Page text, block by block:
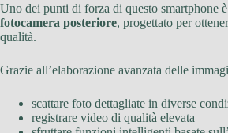
Uno dei punti di forza di questo smartphone
fotocamera posteriore, progettato per
qualità.
Grazie all’elaborazione avanzata delle
scattare foto dettagliate in diverse
registrare video di qualità elevata